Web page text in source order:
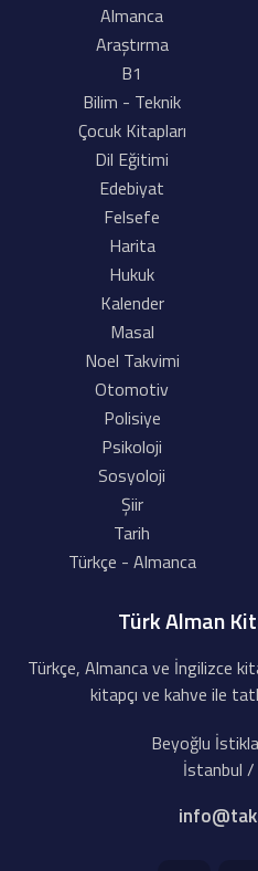
Almanca
Araştırma
B1
Bilim - Teknik
Çocuk Kitapları
Dil Eğitimi
Edebiyat
Felsefe
Harita
Hukuk
Kalender
Masal
Noel Takvimi
Otomotiv
Polisiye
Psikoloji
Sosyoloji
Şiir
Tarih
Türkçe - Almanca
Türk Alman
Türkçe, Almanca ve İngilizce
kitapçı ve kahve ile
Beyoğlu
İstanbul /